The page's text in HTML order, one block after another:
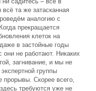
садитесь – всё в
та же затасканная
аналогию с
прекращается
клеток на
в застойные годы
не работают. Никаких
загнивание, и мы не
группы
прорывы. Скорее всего,
требуются уже не